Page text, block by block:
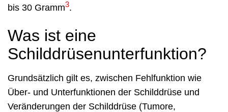
bis 30 Gramm3.
Was ist eine
Schilddrüsenunterfunktion?
Grundsätzlich gilt es, zwischen Fehlfunktion wie
Über- und Unterfunktionen der Schilddrüse und
Veränderungen der Schilddrüse (Tumore,